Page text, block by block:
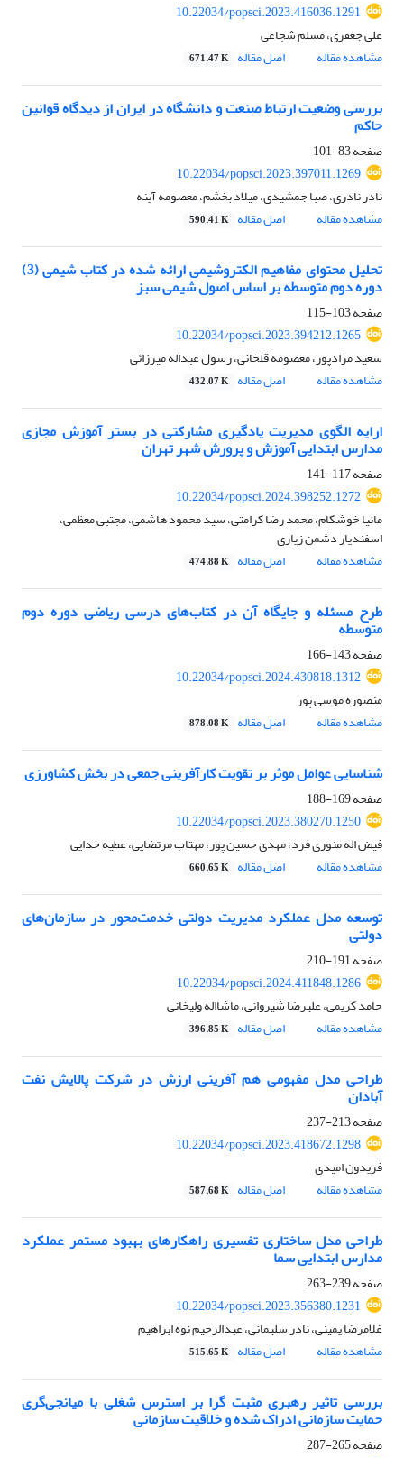
10.22034/popsci.2023.416036.1291
علی جعفری، مسلم شجاعی
مشاهده مقاله
اصل مقاله 671.47 K
بررسی وضعیت ارتباط صنعت و دانشگاه در ایران از دیدگاه قوانین
حاکم
صفحه83-101
10.22034/popsci.2023.397011.1269
نادر نادری، صبا جمشیدی، میلاد بخشم، معصومه آینه
مشاهده مقاله
اصل مقاله 590.41 K
تحلیل محتوای مفاهیم الکتروشیمی ارائه شده در کتاب شیمی (3)
دوره دوم متوسطه بر اساس اصول شیمی سبز
صفحه103-115
10.22034/popsci.2023.394212.1265
سعید مرادپور، معصومه قلخانی، رسول عبداله میرزائی
مشاهده مقاله
اصل مقاله 432.07 K
ارایه الگوی مدیریت یادگیری مشارکتی در بستر آموزش مجازی
مدارس ابتدایی آموزش و پرورش شهر تهران
صفحه117-141
10.22034/popsci.2024.398252.1272
مانیا خوشکام، محمد رضا کرامتی، سید محمود هاشمی، مجتبی معظمی،
اسفندیار دشمن زیاری
مشاهده مقاله
اصل مقاله 474.88 K
طرح مسئله و جایگاه آن در کتاب‌های درسی ریاضی دوره دوم
متوسطه
صفحه143-166
10.22034/popsci.2024.430818.1312
منصوره موسی پور
مشاهده مقاله
اصل مقاله 878.08 K
شناسایی عوامل موثر بر تقویت کارآفرینی جمعی در بخش کشاورزی
صفحه169-188
10.22034/popsci.2023.380270.1250
فیض اله منوری فرد، مهدی حسین پور، مهتاب مرتضایی، عطیه خدایی
مشاهده مقاله
اصل مقاله 660.65 K
توسعه مدل عملکرد مدیریت دولتی خدمت‌محور در سازمان‌های
دولتی
صفحه191-210
10.22034/popsci.2024.411848.1286
حامد کریمی، علیرضا شیروانی، ماشااله ولیخانی
مشاهده مقاله
اصل مقاله 396.85 K
طراحی مدل مفهومی هم آفرینی ارزش در شرکت پالایش نفت
آبادان
صفحه213-237
10.22034/popsci.2023.418672.1298
فریدون امیدی
مشاهده مقاله
اصل مقاله 587.68 K
طراحی مدل ساختاری تفسیری راهکارهای بهبود مستمر عملکرد
مدارس ابتدایی سما
صفحه239-263
10.22034/popsci.2023.356380.1231
غلامرضا یمینی، نادر سلیمانی، عبدالرحیم نوه ابراهیم
مشاهده مقاله
اصل مقاله 515.65 K
بررسی تاثیر رهبری مثبت گرا بر استرس شغلی با میانجی‌گری
حمایت سازمانی ادراک شده و خلاقیت سازمانی
صفحه265-287